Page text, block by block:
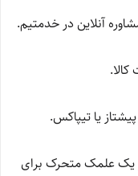
یک علمک متحرک برای